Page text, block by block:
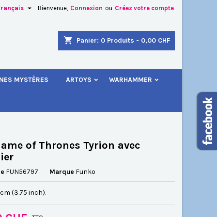
Bienvenue, Connexion ou Créez votre compte

shopping_cart Panier: 0 Produits - 0,00 CHF
MYSTÈRES ARTOYS WARHAMMER
of Thrones Tyrion avec
FUN56797 Marque Funko
cm (3.75 inch).